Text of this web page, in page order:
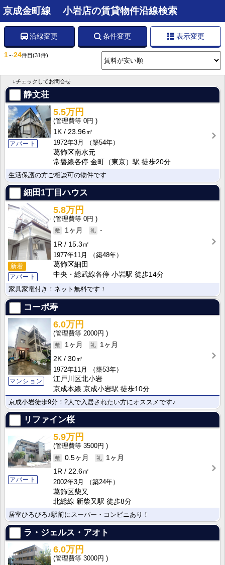
京成金町線 小岩店の賃貸物件沿線検索
沿線変更 条件変更 表示変更
1～24件目 (31件)
↓チェックしてお問合せ
静文荘
アパート
5.5万円
0円
1K
23.96㎡
1972年3月
（築54年）
葛飾区南水元
常磐線各停 金町（東京）駅 徒歩20分
生活保護の方ご相談可の物件です
細田1丁目ハウス
新着
アパート
5.8万円
0円
1ヶ月
-
1R
15.3㎡
1977年11月
（築48年）
葛飾区細田
中央・総武線各停 小岩駅 徒歩14分
家具家電付き！ネット無料です！
コーポ寿
マンション
6.0万円
2000円
1ヶ月
1ヶ月
2K
30㎡
1972年11月
（築53年）
江戸川区北小岩
京成本線 京成小岩駅 徒歩10分
京成小岩徒歩9分！2人で入居されたい方にオススメです♪
リファイン桜
アパート
5.9万円
3500円
0.5ヶ月
1ヶ月
1R
22.6㎡
2002年3月
（築24年）
葛飾区柴又
北総線 新柴又駅 徒歩8分
居室ひろびろ♪駅前にスーパー・コンビニあり！
ラ・ジェルス・アオト
6.0万円
3000円